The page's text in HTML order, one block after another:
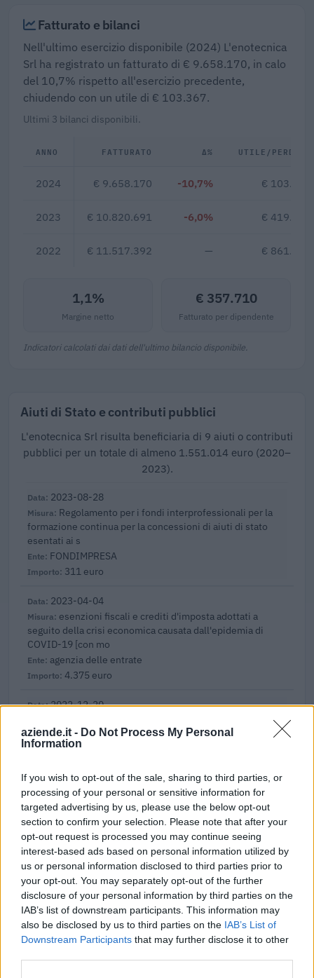
aziende.it - Do Not Process My Personal
Information
If you wish to opt-out of the sale, sharing to third parties, or
processing of your personal or sensitive information for
targeted advertising by us, please use the below opt-out
section to confirm your selection. Please note that after your
opt-out request is processed you may continue seeing
interest-based ads based on personal information utilized by
us or personal information disclosed to third parties prior to
your opt-out. You may separately opt-out of the further
disclosure of your personal information by third parties on the
IAB’s list of downstream participants. This information may
also be disclosed by us to third parties on the IAB’s List of
Downstream Participants that may further disclose it to other
Fatturato e bilanci
Nell'ultimo esercizio disponibile (2024) L'enotecnica
Srl ha registrato un fatturato di € 9.658.170, in calo
del 10,7% rispetto all'esercizio precedente,
chiudendo con un utile di € 103.367.
Ultimi 3 bilanci disponibili.
ANNO FATTURATO Δ% UTILE/PERDITA
2024 € 9.658.170 -10,7% € 103.367
2023 € 10.820.691 -6,0% € 419.385
2022 € 11.517.392 — € 861.961
1,1%
Margine netto
€ 357.710
Fatturato per dipendente
Indicatori calcolati dai dati dell'ultimo bilancio disponibile.
Aiuti di Stato e contributi pubblici
L'enotecnica Srl risulta beneficiaria di 9 aiuti o contributi
pubblici per un totale di almeno 1.551.014 euro (2020–
2023).
2023-08-28
Regolamento per i fondi interprofessionali per la
formazione continua per la concessioni di aiuti di stato
esentati ai s
FONDIMPRESA
311 euro
2023-04-04
esenzioni fiscali e crediti d'imposta adottati a
seguito della crisi economica causata dall'epidemia di
COVID-19 [con mo
agenzia delle entrate
4.375 euro
2022-12-20
decreto-legge del 17 maggio 2022 n. 50
Ministero delle Imprese e del Made in Italy -
10.000 euro
2022-03-20
COVID-19: Fondo di garanzia PMI - Modifica
SA.56966, SA.57625, SA.59655
Banca del Mezzogiorno MedioCredito Centrale S.p.A.
350.839 euro
2021-12-27
GARANZIA DEL FONDO A VALERE SULLA SEZIONE
SPECIALE DI CUI ALL’ARTICOLO 56 DEL DECRETO-LEGGE
DEL 17 MARZO 2020 N. 18